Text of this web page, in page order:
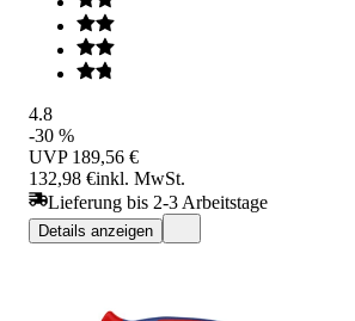
4.8
-30 %
UVP 189,56 €
132,98 €inkl. MwSt.
Lieferung bis 2-3 Arbeitstage
Details anzeigen